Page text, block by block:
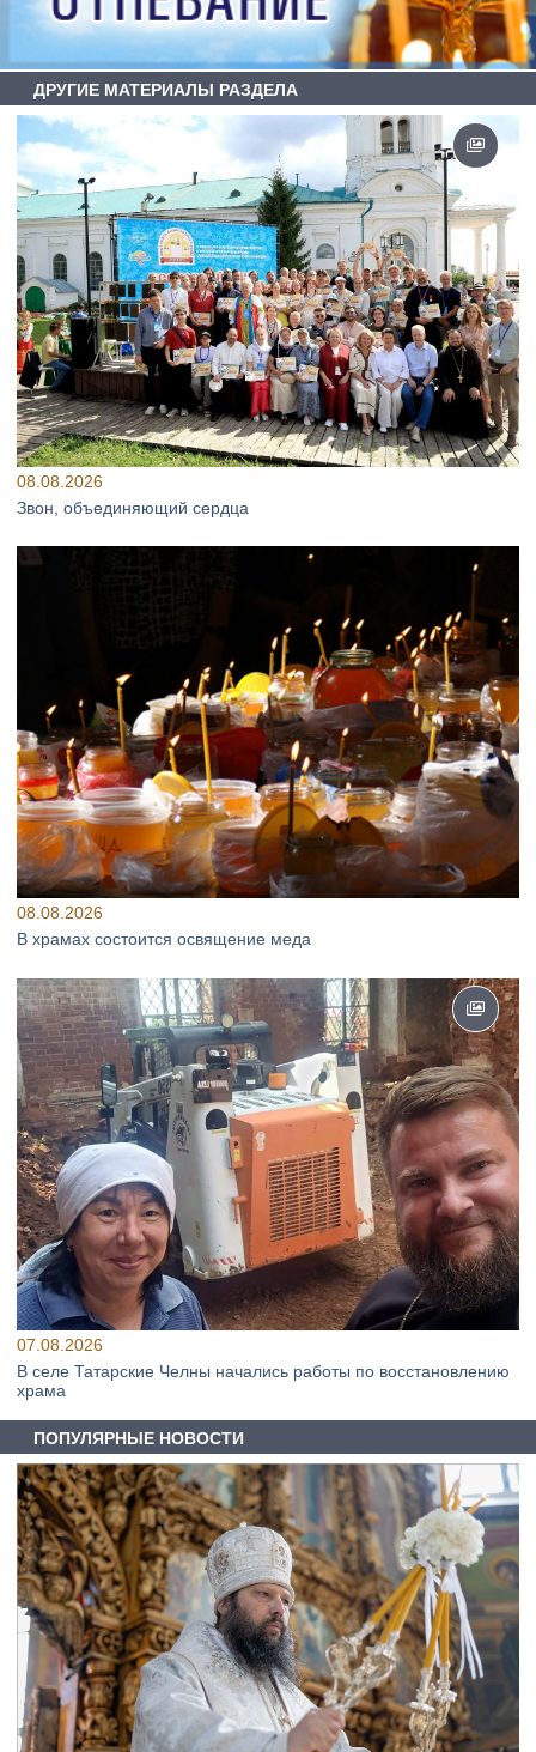
ДРУГИЕ МАТЕРИАЛЫ РАЗДЕЛА
08.08.2026
Звон, объединяющий сердца
08.08.2026
В храмах состоится освящение меда
07.08.2026
В селе Татарские Челны начались работы по восстановлению
храма
ПОПУЛЯРНЫЕ НОВОСТИ